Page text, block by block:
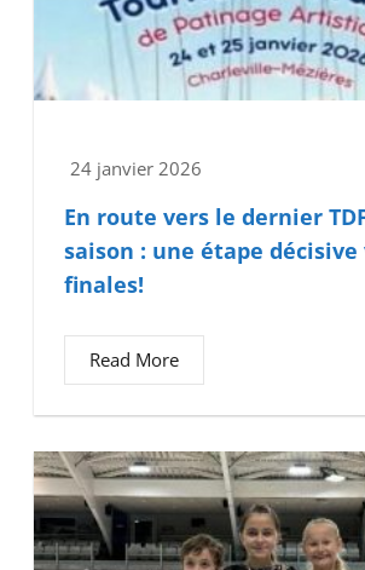
24 janvier 2026
En route vers le dernier
saison : une étape décisive
finales!
Read More